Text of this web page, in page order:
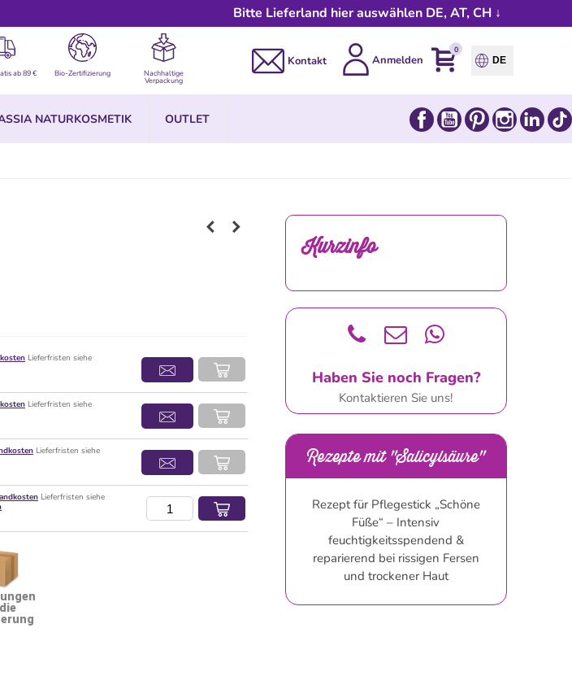
Bitte Lieferland hier auswählen DE, AT, CH ↓
ab 89 € Bio-Zertifizierung Nachhaltige
Verpackung
Kontakt Anmelden
0
DE
NATURKOSMETIK OUTLET FacebookYouTubePinterestInstagram
Lieferfristen siehe
Lieferfristen siehe
Lieferfristen siehe
Lieferfristen siehe
Kurzinfo
Haben Sie noch Fragen?
Kontaktieren Sie uns!
Rezepte mit "Salicylsäure"
Rezept für Pflegestick „Schöne
Füße“ – Intensiv
feuchtigkeitsspendend &
reparierend bei rissigen Fersen
und trockener Haut